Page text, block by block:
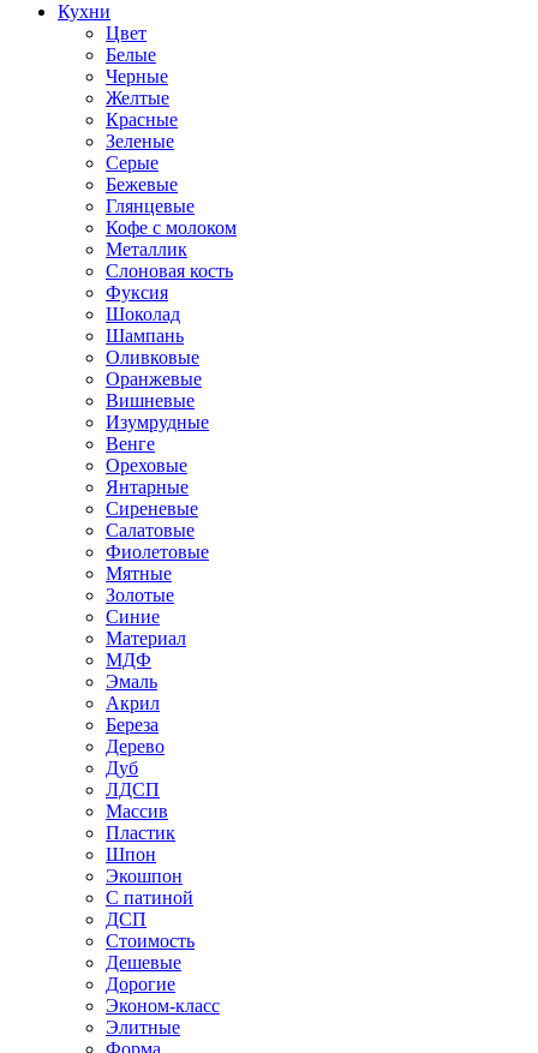
Кухни
Цвет
Белые
Черные
Желтые
Красные
Зеленые
Серые
Бежевые
Глянцевые
Кофе с молоком
Металлик
Слоновая кость
Фуксия
Шоколад
Шампань
Оливковые
Оранжевые
Вишневые
Изумрудные
Венге
Ореховые
Янтарные
Сиреневые
Салатовые
Фиолетовые
Мятные
Золотые
Синие
Материал
МДФ
Эмаль
Акрил
Береза
Дерево
Дуб
ЛДСП
Массив
Пластик
Шпон
Экошпон
С патиной
ДСП
Стоимость
Дешевые
Дорогие
Эконом-класс
Элитные
Форма